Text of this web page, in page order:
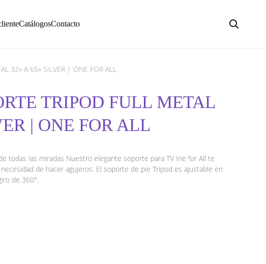
CatálogosContacto
32» A 65» SILVER | ONE FOR ALL
TRIPOD FULL METAL
| ONE FOR ALL
todas las miradas Nuestro elegante soporte para TV Ine for All te
de hacer agujeros. El soporte de pie Tripod es ajustable en
de 360°.